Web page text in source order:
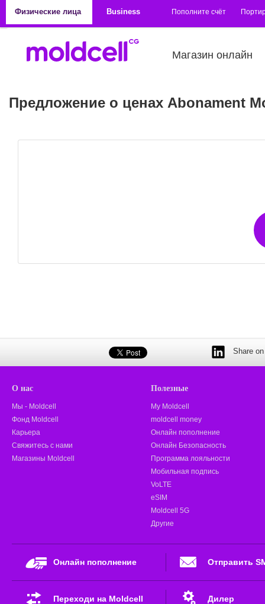
Физические лица
Business Пополните счёт
Магазин онлайн
Предложение о ценах Abonament
Share
О нас
Мы - Moldcell
Фонд Moldcell
Карьера
Свяжитесь с нами
Магазины Moldcell
Полезные
My Moldcell
moldcell money
Онлайн пополнение
Онлайн Безопасность
Программа лояльности
Мобильная подпись
VoLTE
eSIM
Moldcell 5G
Другие
Онлайн пополнение Отправить
Переходи на Moldcell Дилер